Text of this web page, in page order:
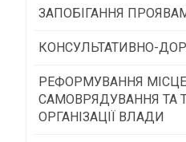
суспільства
Програми/конкурси
ЗАПОБІГАННЯ
КОНСУЛЬТАТИВНО-
Консультативна рада
РЕФОРМУВАННЯ
САМОВРЯДУВАННЯ ТА
ОРГАНІЗАЦІЇ ВЛАДИ